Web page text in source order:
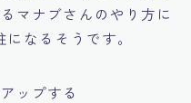
マナブさんのやり方に
なるそうです。
ップする